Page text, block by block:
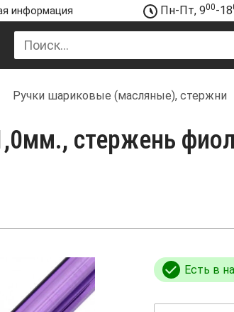
информация Пн-Пт, 900-18
Ручки шариковые (масляные), стержни
стержень
Есть в